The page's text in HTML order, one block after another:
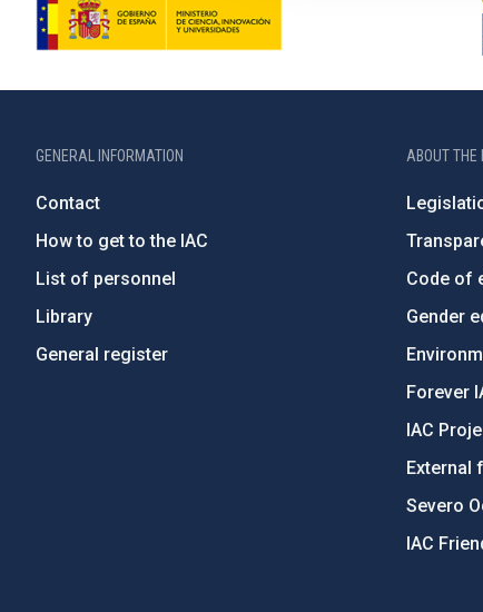
GENERAL INFORMATION
Contact
How to get to the IAC
List of personnel
Library
General register
ABOUT THE
Code of
Gender
Forever
IAC
External
Severo
IAC